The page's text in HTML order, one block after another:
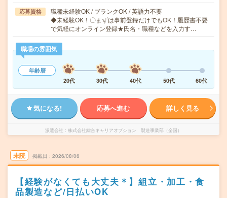
応募資格
職種未経験OK / ブランクOK / 英語力不要
◆未経験OK！〇まずは事前登録だけでもOK！履歴書不要
で気軽にオンライン登録★氏名・職種などを入力す…
職場の雰囲気
年齢層
20代
30代 40代 50代 60代
気になる! 応募へ進む 詳しく見る
派遣会社 株式会社綜合キャリアオプション 製造事業部（全国）
未読 掲載日 2026/08/06
【経験がなくても大丈夫＊】組立・加工・食
品製造など/日払いOK